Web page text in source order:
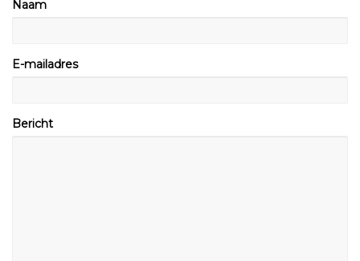
Naam
E-mailadres
Bericht